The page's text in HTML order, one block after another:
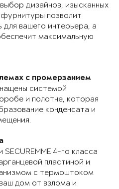
дизайнов, изысканных
позволит
вашего интерьера, а
максимальную
с промерзанием
системой
и полотне, которая
конденсата и
SECUREMME 4-го класса
пластиной и
с термоштоком
дом от взлома и